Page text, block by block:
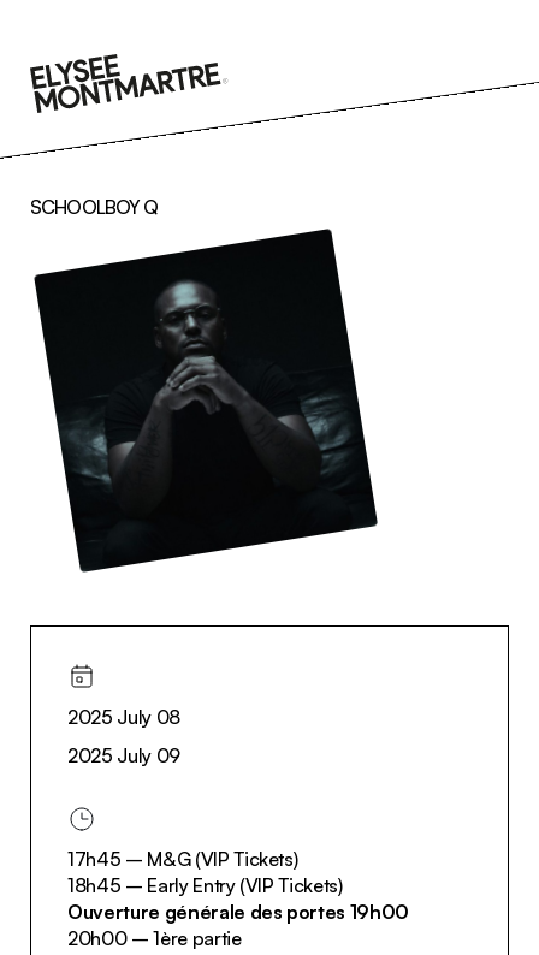
content
SCHOOLBOY Q
2025 July 08
2025 July 09
17h45 – M&G (VIP Tickets)
18h45 – Early Entry (VIP Tickets)
Ouverture générale des portes 19h00
20h00 – 1ère partie